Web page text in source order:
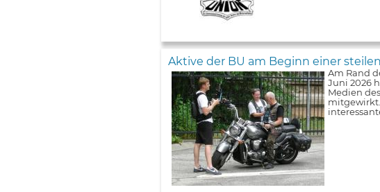
Aktive der BU am Beginn einer
Am Rand
Juni 2026
Medien